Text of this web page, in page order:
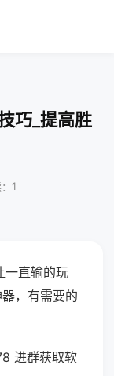
巧_提高胜
1
一直输的玩
，有需要的
进群获取软